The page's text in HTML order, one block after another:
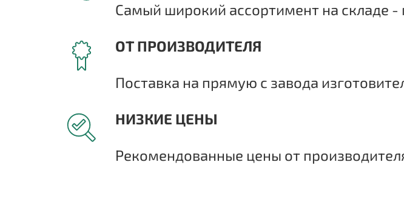
Самый широкий ассортимент на складе
ОТ ПРОИЗВОДИТЕЛЯ
Поставка на прямую с завода
НИЗКИЕ ЦЕНЫ
Рекомендованные цены от